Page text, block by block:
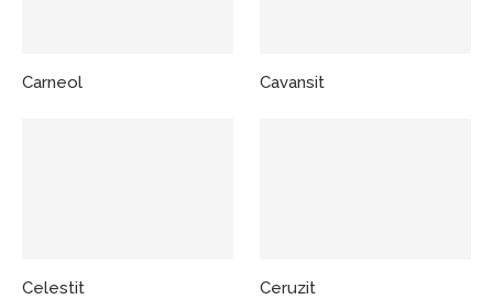
Carneol Cavansit
Celestit Ceruzit